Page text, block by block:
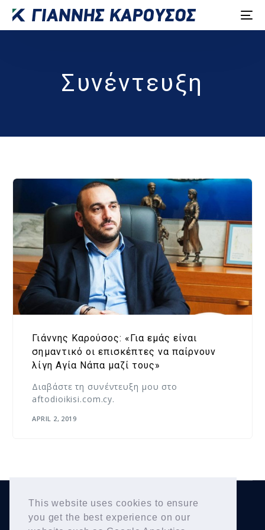
This website uses cookies to ensure
you get the best experience on our
Συνέντευξη
Γιάννης Καρούσος: «Για εμάς είναι
σημαντικό οι επισκέπτες να παίρνουν
λίγη Αγία Νάπα μαζί τους»
Διαβάστε τη συνέντευξη μου στο
aftodioikisi.com.cy.
APRIL 2, 2019
Copyright © 2026Yiannis Karousos. All Rights
Reserved.